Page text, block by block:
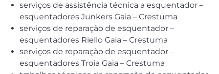
serviços de assistência técnica a esquentador –
esquentadores Junkers Gaia – Crestuma
serviços de reparação de esquentador –
esquentadores Riello Gaia – Crestuma
serviços de reparação de esquentador –
esquentadores Troia Gaia – Crestuma